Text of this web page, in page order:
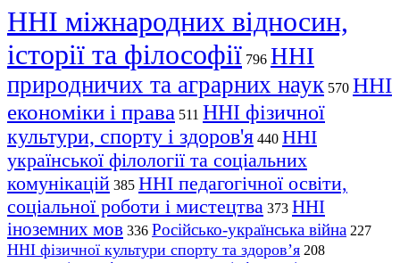
ННІ міжнародних відносин,
історії та філософії 796 ННІ
природничих та аграрних наук 570 ННІ
економіки і права 511 ННІ фізичної
культури, спорту і здоров'я 440 ННІ
української філології та соціальних
комунікацій 385 ННІ педагогічної освіти,
соціальної роботи і мистецтва 373 ННІ
іноземних мов 336 Російсько-українська війна 227
ННІ фізичної культури спорту та здоров’я 208